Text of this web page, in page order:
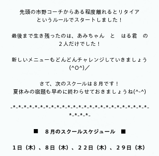
先頭の市野コーチからある程度離れるとリタイア
というルールでスタートしました！
最後まで生き残ったのは、あみちゃん　と　はる君　の
２人だけでした！
新しいメニューもどんどんチャレンジしていきましょう
(^O^)／
さて、次のスクールは８月です！
夏休みの宿題も早めに終わらせておきましょうね(^-^)
-*-*-*-*-*-*-*-*-*-*-*-*-*-*-*-*-*-*-*-*-*-*-*-*-*-
*-*-*-*-
８月のスクールスケジュール　■
１日（木）、８日（木）、２２日（木）、２９日（木）